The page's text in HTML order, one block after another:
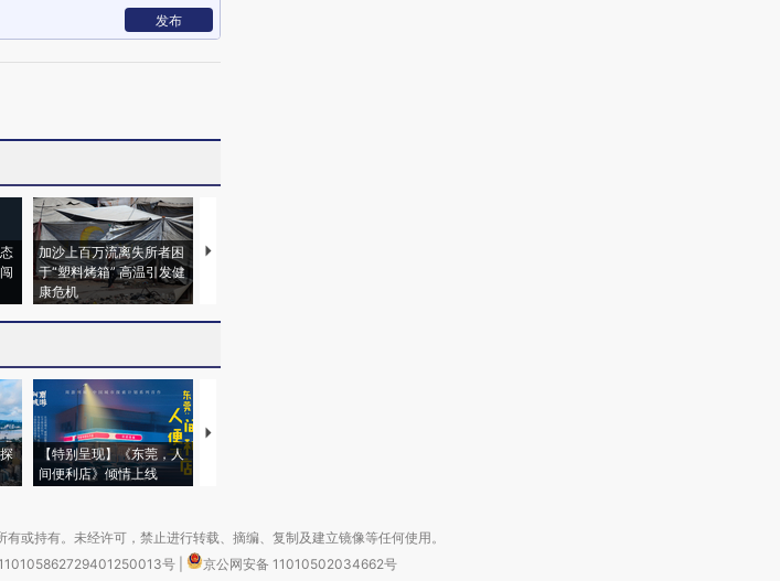
发布
加沙上百万流离失所者困
于“塑料烤箱” 高温引发健
康危机
视线｜HYROX的吸金
【特别呈现】《东莞，人
间便利店》倾情上线
【推广】走进第四届链博
或持有。未经许可，禁止进行转载、摘编、复制及建立镜像等任何使用。
号 京公网安备 11010502034662号